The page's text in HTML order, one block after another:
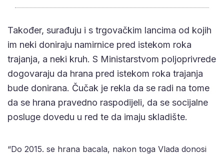
Također, surađuju i s trgovačkim lancima od kojih
im neki doniraju namirnice pred istekom roka
trajanja, a neki kruh. S Ministarstvom poljoprivrede
dogovaraju da hrana pred istekom roka trajanja
bude donirana. Čučak je rekla da se radi na tome
da se hrana pravedno raspodijeli, da se socijalne
posluge dovedu u red te da imaju skladište.
“Do 2015. se hrana bacala, nakon toga Vlada donosi